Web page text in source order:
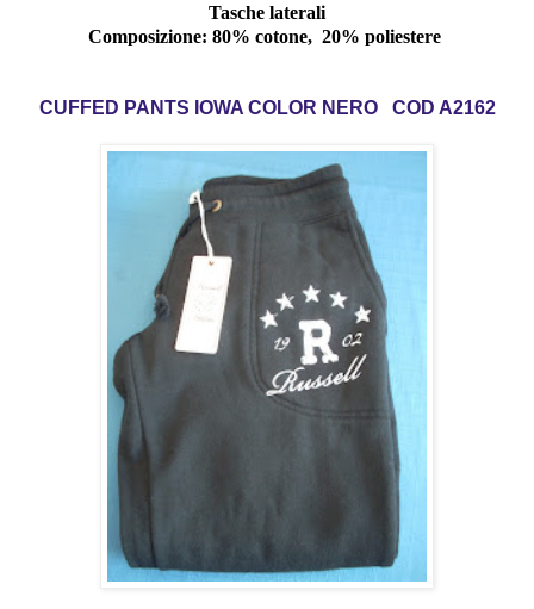
Tasche laterali
Composizione: 80% cotone, 20% poliestere
CUFFED PANTS IOWA COLOR NERO COD A2162